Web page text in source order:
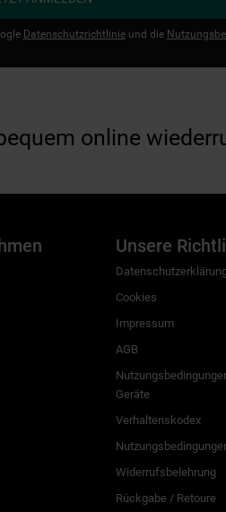
Datenschutzrichtlinieund die
online
Unsere
Cookies
Impressum
AGB
Geräte
Verhaltenskodex
Widerrufsbelehrung
Rückgabe / Retoure